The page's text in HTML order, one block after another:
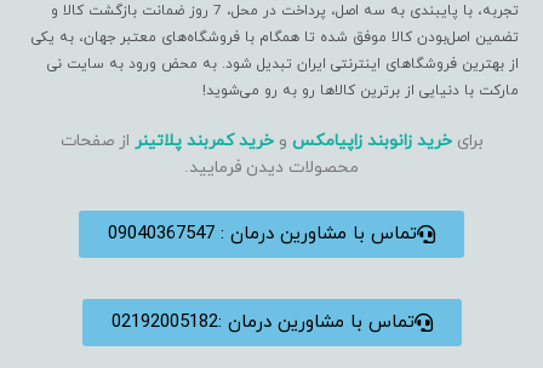
تجربه، با پایبندی به سه اصل، پرداخت در محل، 7 روز ضمانت بازگشت کالا و
تضمین اصل‌بودن کالا موفق شده تا همگام با فروشگاه‌های معتبر جهان، به یکی
از بهترین فروشگاهای اینترنتی ایران تبدیل شود. به محض ورود به سایت نی
مارکت با دنیایی از برترین کالاها رو به رو می‌شوید!
برایخرید زانوبند زاپیامکس وخرید کمربند پلاتینر از صفحات
محصولات دیدن فرمایید.
تماس با مشاورین درمان : 09040367547
تماس با مشاورین درمان :02192005182